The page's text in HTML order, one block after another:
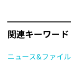
関連キーワード
ニュース&ファイル